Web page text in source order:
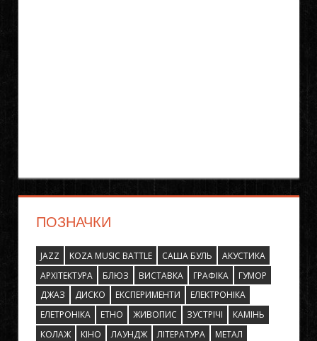
ПОЗНАЧКИ
JAZZ KOZA MUSIC BATTLE САША БУЛЬ
АКУСТИКА
АРХІТЕКТУРА
БЛЮЗ ВИСТАВКА ГРАФІКА
ГУМОР
ДЖАЗ
ДИСКО ЕКСПЕРИМЕНТИ
ЕЛЕКТРОНІКА
ЕЛЕТРОНІКА
ЕТНО ЖИВОПИС ЗУСТРІЧІ
КАМІНЬ
КОЛАЖ
КІНО ЛАУНДЖ ЛІТЕРАТУРА
МЕТАЛ